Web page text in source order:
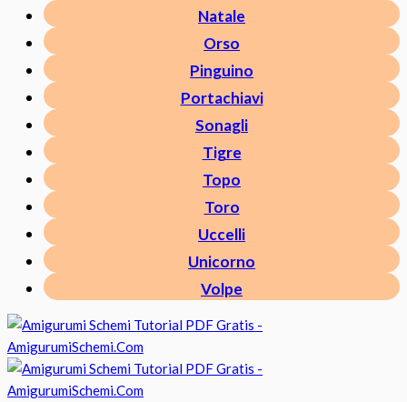
Natale
Orso
Pinguino
Portachiavi
Sonagli
Tigre
Topo
Toro
Uccelli
Unicorno
Volpe